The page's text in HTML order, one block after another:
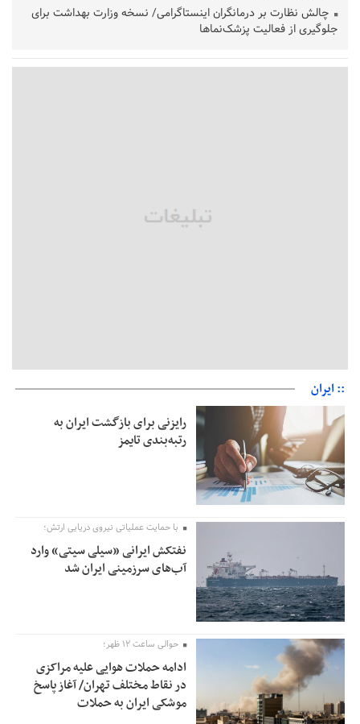
چالش نظارت بر درمانگران اینستاگرامی/ نسخه وزارت بهداشت برای
جلوگیری از فعالیت پزشک‌نماها
امیر اکرمی‌نیا: ارتش کاملاً آماده است
:: ایران
رایزنی برای بازگشت ایران به
رتبه‌بندی تایمز
با حمایت عملیاتی نیروی دریایی ارتش؛
نفتکش ایرانی «سیلی سیتی» وارد
آب‌های سرزمینی ایران شد
حوالی ساعت ۱۲ ظهر؛
ادامه حملات هوایی علیه مراکزی
در نقاط مختلف تهران/ آغاز پاسخ
موشکی ایران به حملات